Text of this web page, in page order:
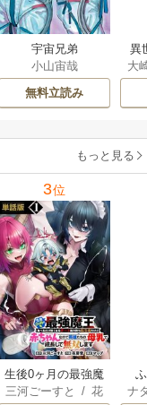
宇宙兄弟
小山宙哉
無料立読み
異
は
大
Ａ
もっと見る
3位
生後0ヶ月の最強魔
王 食べるだけ強
三河ごーすと /花
ナ